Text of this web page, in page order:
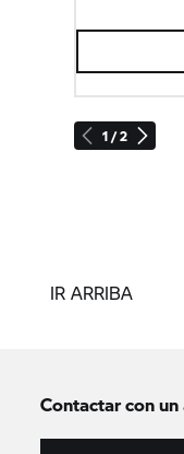
1 / 2
IR ARRIBA
Contactar con un